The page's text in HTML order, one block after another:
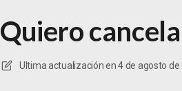
Quiero
Ultima actualización en 4 de agosto de